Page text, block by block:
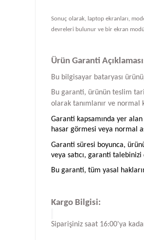
Sonuç olarak, laptop ekranları,
devreleri bulunur ve bir ekran
Ürün Garanti Açıklaması
Bu bilgisayar bataryası
Bu garanti, ürünün teslim
olarak tanımlanır ve normal
Garanti kapsamında yer
hasar görmesi veya normal
Garanti süresi boyunca,
veya satıcı, garanti
Bu garanti, tüm yasal
Kargo Bilgisi:
Siparişiniz saat 16:00'ya